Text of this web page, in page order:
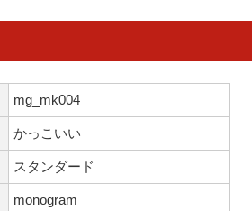
mg_mk004
かっこいい
スタンダード
monogram